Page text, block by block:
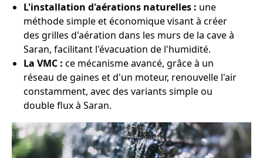
L'installation d'aérations naturelles : une
méthode simple et économique visant à créer
des grilles d'aération dans les murs de la cave à
Saran, facilitant l'évacuation de l'humidité.
La VMC : ce mécanisme avancé, grâce à un
réseau de gaines et d'un moteur, renouvelle l'air
constamment, avec des variants simple ou
double flux à Saran.